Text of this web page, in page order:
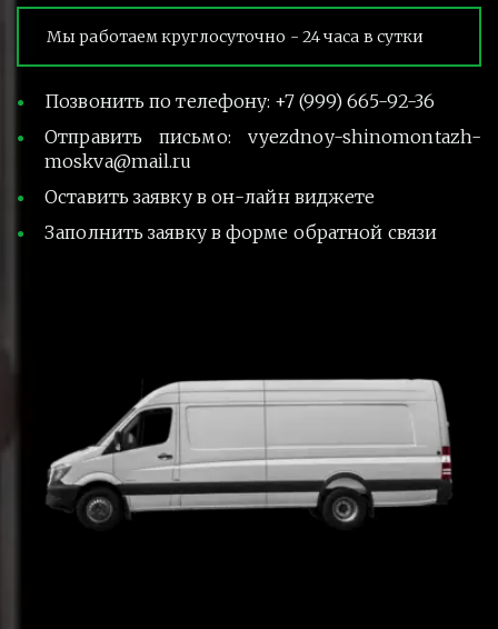
Мы работаем круглосуточно - 24 часа в сутки
Позвонить по телефону: +7 (999) 665-92-36
Отправить письмо: vyezdnoy-shinomontazh-
moskva@mail.ru
Оставить заявку в он-лайн виджете
Заполнить заявку в форме обратной связи